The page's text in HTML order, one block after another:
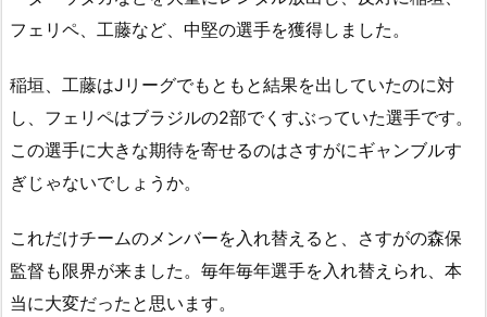
フェリペ、工藤など、中堅の選手を獲得しました。
稲垣、工藤はJリーグでもともと結果を出していたのに対
し、フェリペはブラジルの2部でくすぶっていた選手です。
この選手に大きな期待を寄せるのはさすがにギャンブルす
ぎじゃないでしょうか。
これだけチームのメンバーを入れ替えると、さすがの森保
監督も限界が来ました。毎年毎年選手を入れ替えられ、本
当に大変だったと思います。